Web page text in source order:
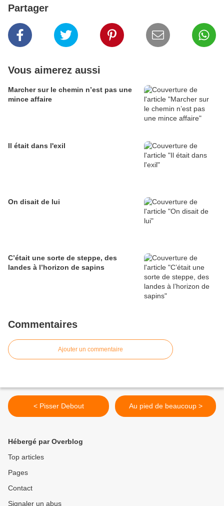
Partager
Vous aimerez aussi
Marcher sur le chemin n’est pas une
mince affaire
Il était dans l'exil
On disait de lui
C’était une sorte de steppe, des
landes à l’horizon de sapins
Commentaires
Ajouter un commentaire
< Pisser Debout Au pied de beaucoup >
Hébergé par Overblog
Top articles
Pages
Contact
Signaler un abus